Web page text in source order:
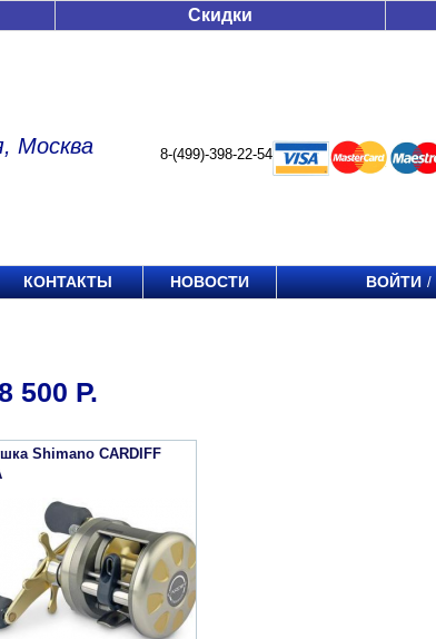
Скидки
Москва 8-(499)-398-22-54
КОНТАКТЫ НОВОСТИ ВОЙТИ /
500 Р.
Shimano CARDIFF